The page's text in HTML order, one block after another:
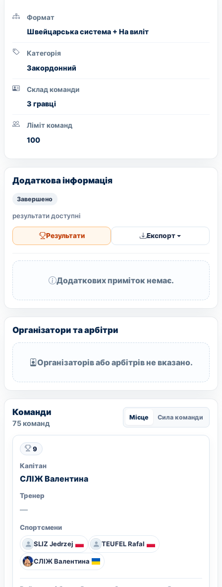
Формат
Швейцарська система + На виліт
Категорія
Закордонний
Склад команди
3 гравці
Ліміт команд
100
Додаткова інформація
Завершено
результати доступні
Результати Експорт
Додаткових приміток немає.
Організатори та арбітри
Організаторів або арбітрів не вказано.
Команди
75 команд
Місце Сила команди
9
Капітан
СЛІЖ Валентина
Тренер
—
Спортсмени
SLIZ Jedrzej TEUFEL Rafal
СЛІЖ Валентина